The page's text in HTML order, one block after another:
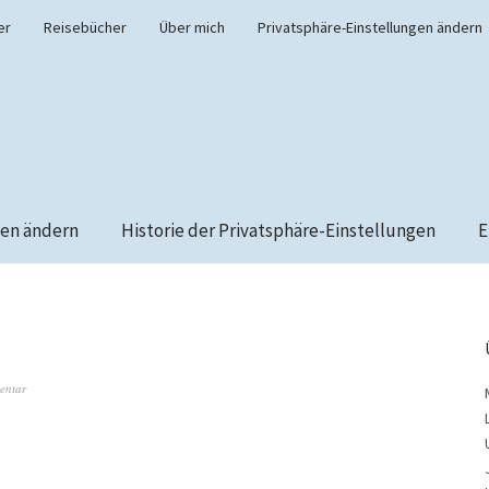
Reisebücher Über mich Privatsphäre-Einstellungen ändern
ändern Historie der Privatsphäre-Einstellungen